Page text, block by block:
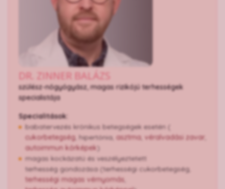
DR. ZINNER BALÁZS
szülész-nőgyógyász, magas rizikójú terhességek
specialistája
Specialitások:
babatervezés krónikus betegségek esetén (
cukorbetegség, hipertónia, asztma véralvadási zavar
autoimmun kórképek
magas kockázatú és veszélyeztetett
terhesség gondozása (terhességi cukorbetegség,
terhességi magas vérnyomás